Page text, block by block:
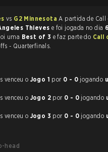
vs G2 Minnesota
Thieves e foi jogada no dia
uma Best of 3 e faz parte do Call
- Quarterfinals.
venceu o Jogo 1 por 0 - 0 jogando
venceu o Jogo 2 por 0 - 0 jogando
venceu o Jogo 3 por 0 - 0 jogando
head